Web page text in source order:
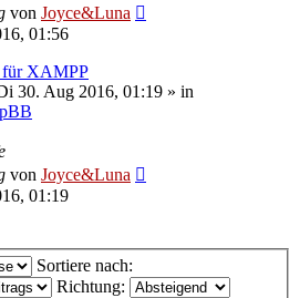
von Joyce&Luna
01:56
für XAMPP
30. Aug 2016, 01:19 » in
von Joyce&Luna
01:19
Sortiere nach:
Richtung: